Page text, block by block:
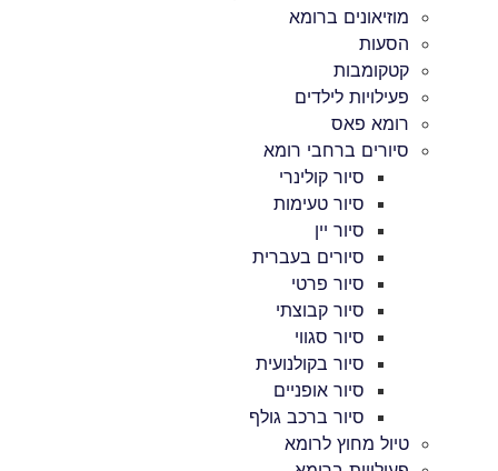
מוזיאונים ברומא
הסעות
קטקומבות
פעילויות לילדים
רומא פאס
סיורים ברחבי רומא
סיור קולינרי
סיור טעימות
סיור יין
סיורים בעברית
סיור פרטי
סיור קבוצתי
סיור סגווי
סיור בקולנועית
סיור אופניים
סיור ברכב גולף
טיול מחוץ לרומא